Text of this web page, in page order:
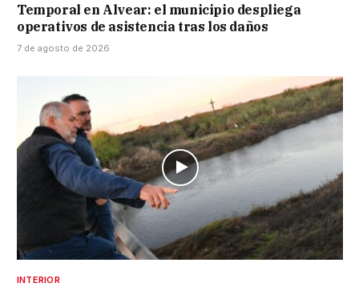
Temporal en Alvear: el municipio despliega
operativos de asistencia tras los daños
7 de agosto de 2026
INTERIOR